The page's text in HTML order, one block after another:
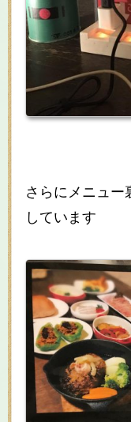
さらにメニュー
しています